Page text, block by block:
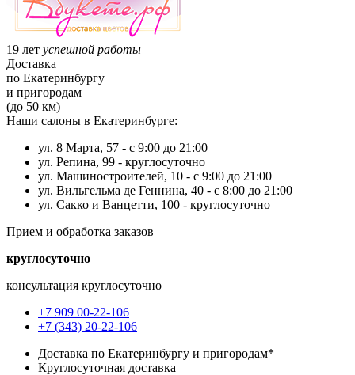
19 лет успешной работы
Доставка
по Екатеринбургу
и пригородам
(до 50 км)
Наши салоны в Екатеринбурге:
ул. 8 Марта, 57 - с 9:00 до 21:00
ул. Репина, 99 - круглосуточно
ул. Машиностроителей, 10 - с 9:00 до 21:00
ул. Вильгельма де Геннина, 40 - с 8:00 до 21:00
ул. Сакко и Ванцетти, 100 - круглосуточно
Прием и обработка заказов
круглосуточно
консультация круглосуточно
+7 909 00-22-106
+7 (343) 20-22-106
Доставка по Екатеринбургу и пригородам*
Круглосуточная доставка